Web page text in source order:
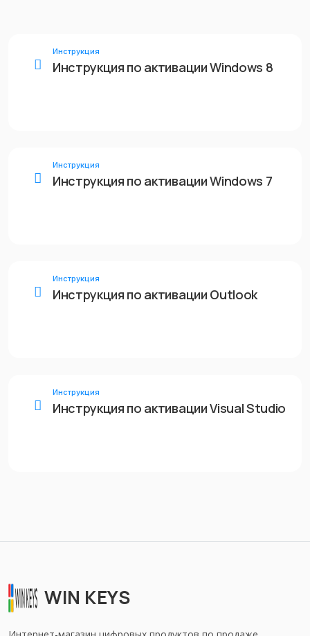
Инструкция
Инструкция по активации Windows 8
Инструкция
Инструкция по активации Windows 7
Инструкция
Инструкция по активации Outlook
Инструкция
Инструкция по активации Visual Studio
WIN KEYS